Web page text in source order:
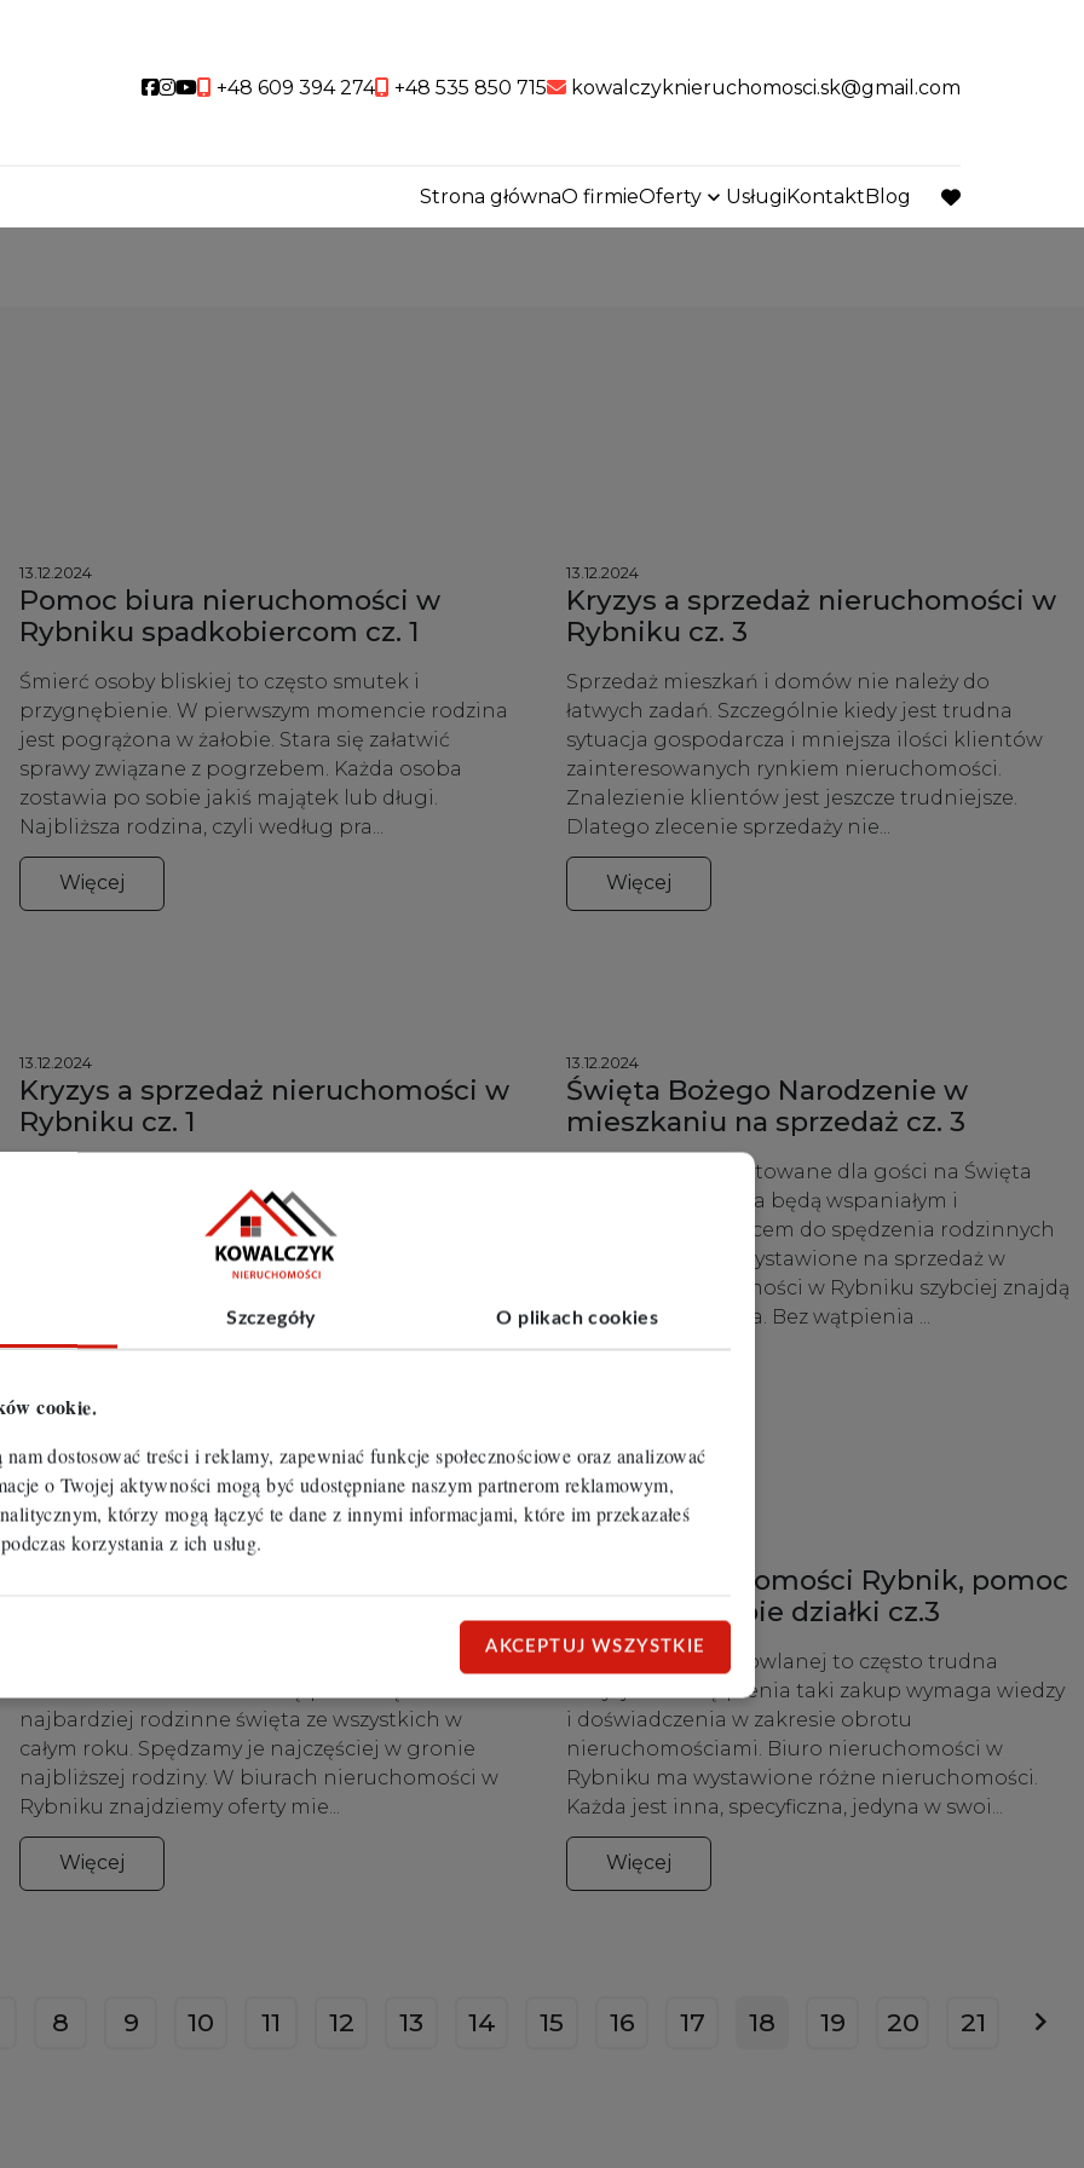
Szczegóły O plikach cookies
cookie.
dostosować treści i reklamy, zapewniać funkcje społecznościowe oraz analizować
o Twojej aktywności mogą być udostępniane naszym partnerom reklamowym,
którzy mogą łączyć te dane z innymi informacjami, które im przekazałeś
korzystania z ich usług.
AKCEPTUJ WSZYSTKIE
Social link
Social link
Social link
+48 609 394 274 +48 535 850 715 kowalczyknieruchomosci.sk@gmail.com
Strona głównaO firmieOferty UsługiKontaktBlog
favorite
13.12.2024
Pomoc biura nieruchomości w
Rybniku spadkobiercom cz. 1
Śmierć osoby bliskiej to często smutek i
przygnębienie. W pierwszym momencie rodzina
jest pogrążona w żałobie. Stara się załatwić
sprawy związane z pogrzebem. Każda osoba
zostawia po sobie jakiś majątek lub długi.
Najbliższa rodzina, czyli według pra...
Więcej
13.12.2024
Kryzys a sprzedaż nieruchomości w
Rybniku cz. 3
Sprzedaż mieszkań i domów nie należy do
łatwych zadań. Szczególnie kiedy jest trudna
sytuacja gospodarcza i mniejsza ilości klientów
zainteresowanych rynkiem nieruchomości.
Znalezienie klientów jest jeszcze trudniejsze.
Dlatego zlecenie sprzedaży nie...
Więcej
13.12.2024
Kryzys a sprzedaż nieruchomości w
Rybniku cz. 1
pandemią spowodowała wzrost inflacji a tym
samym zubożenie społeczeństwa. Zapewne
wzrost cen gazu i prądu w niedługim czasie
spowoduje, że sytuacja na rynku nieruchomości
będzie jeszcze trudniejsza. Wie...
13.12.2024
Święta Bożego Narodzenie w
mieszkaniu na sprzedaż cz. 3
Mieszkania przygotowane dla gości na Święta
Bożego Narodzenia będą wspaniałym i
przyjemnym miejscem do spędzenia rodzinnych
świąt. Przy okazji wystawione na sprzedaż w
biurach nieruchomości w Rybniku szybciej znajdą
nowego właściciela. Bez wątpienia ...
13.12.2024
najbardziej rodzinne święta ze wszystkich w
całym roku. Spędzamy je najczęściej w gronie
najbliższej rodziny. W biurach nieruchomości w
Rybniku znajdziemy oferty mie...
Więcej
Biuro nieruchomości Rybnik, pomoc
biura w zakupie działki cz.3
Zakup działki budowlanej to często trudna
decyzja. Bez wątpienia taki zakup wymaga wiedzy
i doświadczenia w zakresie obrotu
nieruchomościami. Biuro nieruchomości w
Rybniku ma wystawione różne nieruchomości.
Każda jest inna, specyficzna, jedyna w swoi...
Więcej
8 9 10 11 12 13 14 15 16 17 18 19 20 21